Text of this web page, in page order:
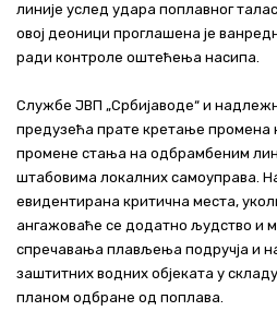
линије услед удара поплавног
овој деоници проглашена је
ради контроле оштећења насипа.
Службе ЈВП „Србијаводе“ и
предузећа прате кретање промена
промене стања на одбрамбеним
штабовима локалних самоуправа.
евидентирана критична места,
ангажоваће се додатно људство и
спречавања плављења подручја и
заштитних водних објеката у
планом одбране од поплава.